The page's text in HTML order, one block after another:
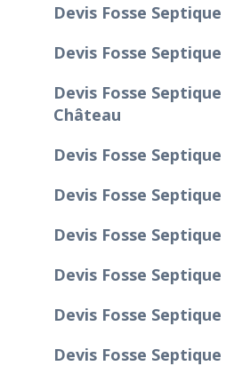
Devis Fosse
Devis Fosse Septique
Devis Fosse
Château
Devis Fosse
Devis Fosse
Devis Fosse
Devis Fosse
Devis Fosse
Devis Fosse